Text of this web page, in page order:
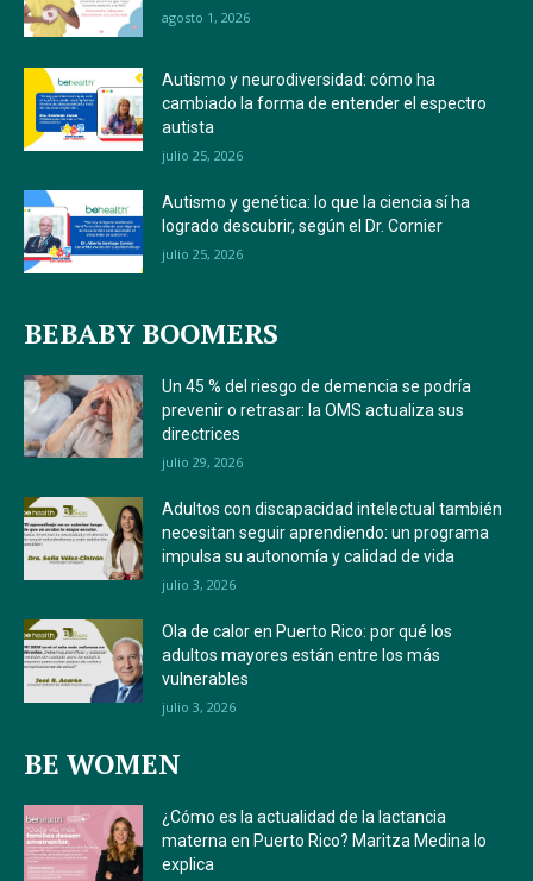
agosto 1, 2026
Autismo y neurodiversidad: cómo ha
cambiado la forma de entender el espectro
autista
julio 25, 2026
Autismo y genética: lo que la ciencia sí ha
logrado descubrir, según el Dr. Cornier
julio 25, 2026
BEBABY BOOMERS
Un 45 % del riesgo de demencia se podría
prevenir o retrasar: la OMS actualiza sus
directrices
julio 29, 2026
Adultos con discapacidad intelectual también
necesitan seguir aprendiendo: un programa
impulsa su autonomía y calidad de vida
julio 3, 2026
Ola de calor en Puerto Rico: por qué los
adultos mayores están entre los más
vulnerables
julio 3, 2026
BE WOMEN
¿Cómo es la actualidad de la lactancia
materna en Puerto Rico? Maritza Medina lo
explica